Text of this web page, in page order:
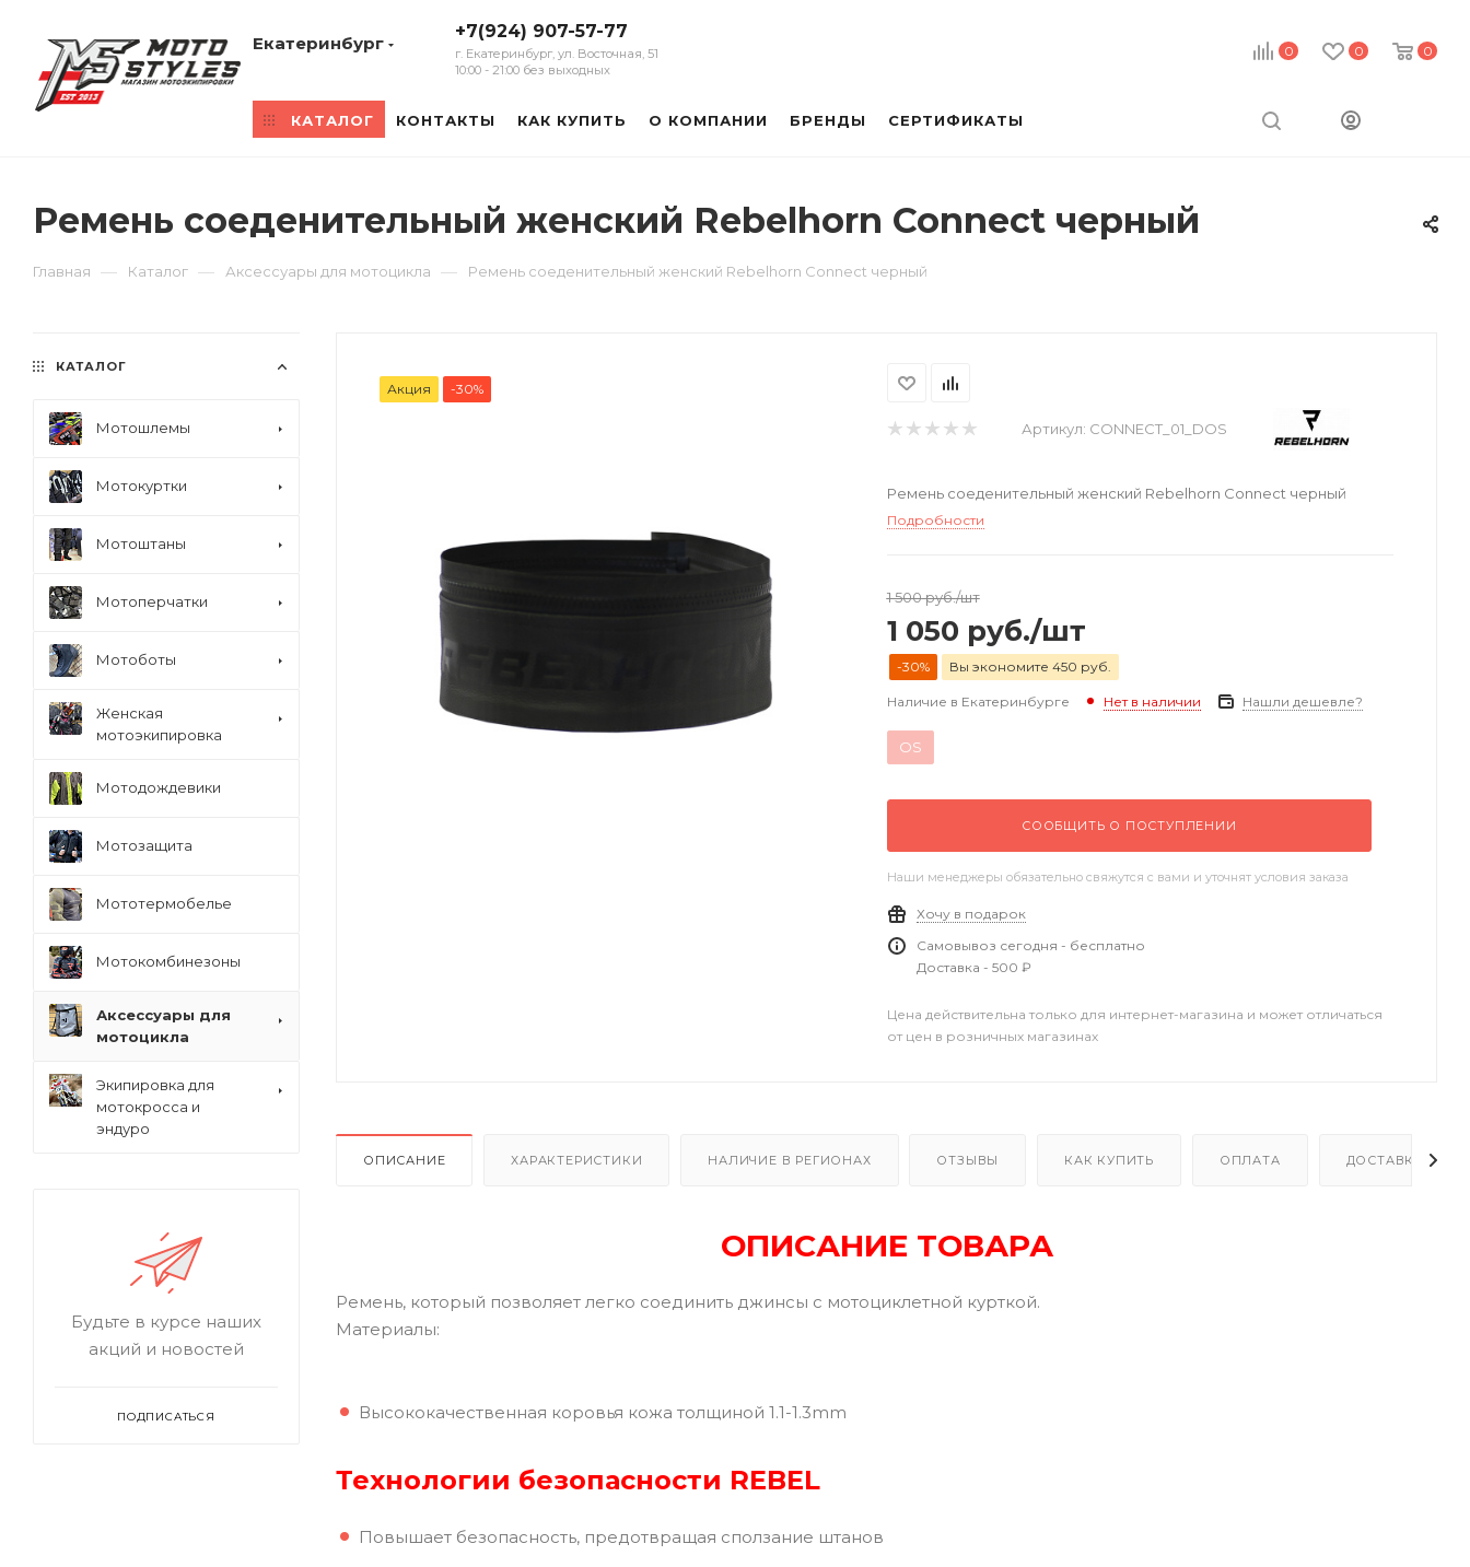
0 0 0
Екатеринбург
+7(924) 907-57-77
г. Екатеринбург, ул. Восточная, 51
10:00 - 21:00 без выходных
КАТАЛОГ КОНТАКТЫ КАК КУПИТЬ О КОМПАНИИ БРЕНДЫ СЕРТИФИКАТЫ
Ремень соеденительный женский Rebelhorn Connect черный
Главная — Каталог — Аксессуары для мотоцикла — Ремень соеденительный женский Rebelhorn Connect черный
Акция -30%
Артикул: CONNECT_01_DOS
Ремень соеденительный женский Rebelhorn Connect черный
Подробности
1 500руб./шт
1 050 руб./шт
-30% Вы экономите 450 руб.
Наличие в Екатеринбурге Нет в наличии Нашли дешевле?
OS
СООБЩИТЬ О ПОСТУПЛЕНИИ
Наши менеджеры обязательно свяжутся с вами и уточнят условия заказа
Хочу в подарок
Самовывоз сегодня - бесплатно
Доставка - 500 ₽
Цена действительна только для интернет-магазина и может отличаться
от цен в розничных магазинах
ОПИСАНИЕ ХАРАКТЕРИСТИКИ НАЛИЧИЕ В РЕГИОНАХ ОТЗЫВЫ КАК КУПИТЬ ОПЛАТА ДОСТАВКА
ОПИСАНИЕ ТОВАРА
Ремень, который позволяет легко соединить джинсы с мотоциклетной курткой.
Материалы:
Высококачественная коровья кожа толщиной 1.1-1.3mm
Технологии безопасности REBEL
Повышает безопасность, предотвращая сползание штанов
КАТАЛОГ
Мотошлемы
Мотокуртки
Мотоштаны
Мотоперчатки
Мотоботы
Женская
мотоэкипировка
Мотодождевики
Мотозащита
Мототермобелье
Мотокомбинезоны
Аксессуары для
мотоцикла
Экипировка для
мотокросса и
эндуро
Будьте в курсе наших
акций и новостей
ПОДПИСАТЬСЯ